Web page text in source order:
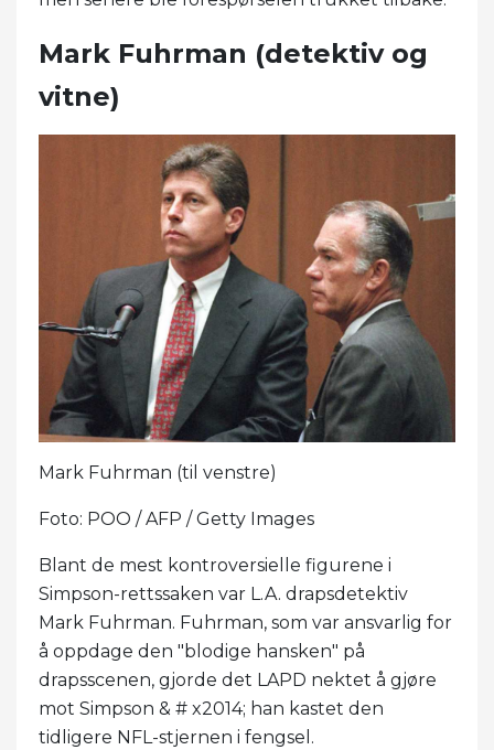
Mark Fuhrman (detektiv og
vitne)
Mark Fuhrman (til venstre)
Foto: POO / AFP / Getty Images
Blant de mest kontroversielle figurene i
Simpson-rettssaken var L.A. drapsdetektiv
Mark Fuhrman. Fuhrman, som var ansvarlig for
å oppdage den "blodige hansken" på
drapsscenen, gjorde det LAPD nektet å gjøre
mot Simpson & # x2014; han kastet den
tidligere NFL-stjernen i fengsel.